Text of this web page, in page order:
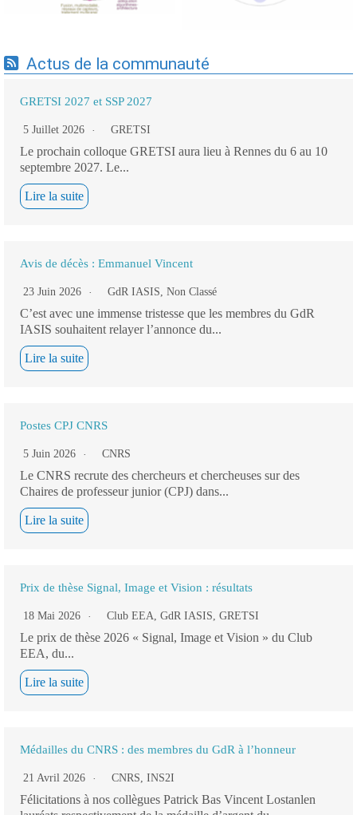
Actus de la communauté
GRETSI 2027 et SSP 2027
5 Juillet 2026 GRETSI
Le prochain colloque GRETSI aura lieu à Rennes du 6 au 10
septembre 2027. Le...
Lire la suite
Avis de décès : Emmanuel Vincent
23 Juin 2026 GdR IASIS, Non Classé
C’est avec une immense tristesse que les membres du GdR
IASIS souhaitent relayer l’annonce du...
Lire la suite
Postes CPJ CNRS
5 Juin 2026 CNRS
Le CNRS recrute des chercheurs et chercheuses sur des
Chaires de professeur junior (CPJ) dans...
Lire la suite
Prix de thèse Signal, Image et Vision : résultats
18 Mai 2026 Club EEA, GdR IASIS, GRETSI
Le prix de thèse 2026 « Signal, Image et Vision » du Club
EEA, du...
Lire la suite
Médailles du CNRS : des membres du GdR à l’honneur
21 Avril 2026 CNRS, INS2I
Félicitations à nos collègues Patrick Bas Vincent Lostanlen